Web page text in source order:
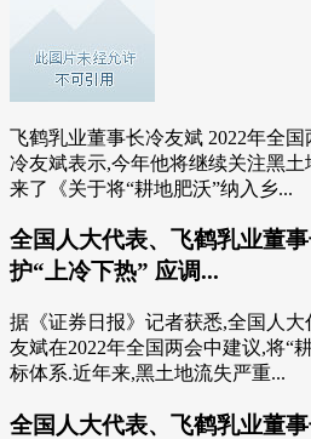
飞鹤乳业董事长冷友斌 2022年全
冷友斌表示,今年他将继续关注黑
来了《关于将“耕地肥沃”纳入乡...
全国人大代表、飞鹤乳业董
护“上冷下热” 应调...
据《证券日报》记者获悉,全国人
友斌在2022年全国两会中建议,将“
标体系.近年来,黑土地流失严重...
全国人大代表、飞鹤乳业董